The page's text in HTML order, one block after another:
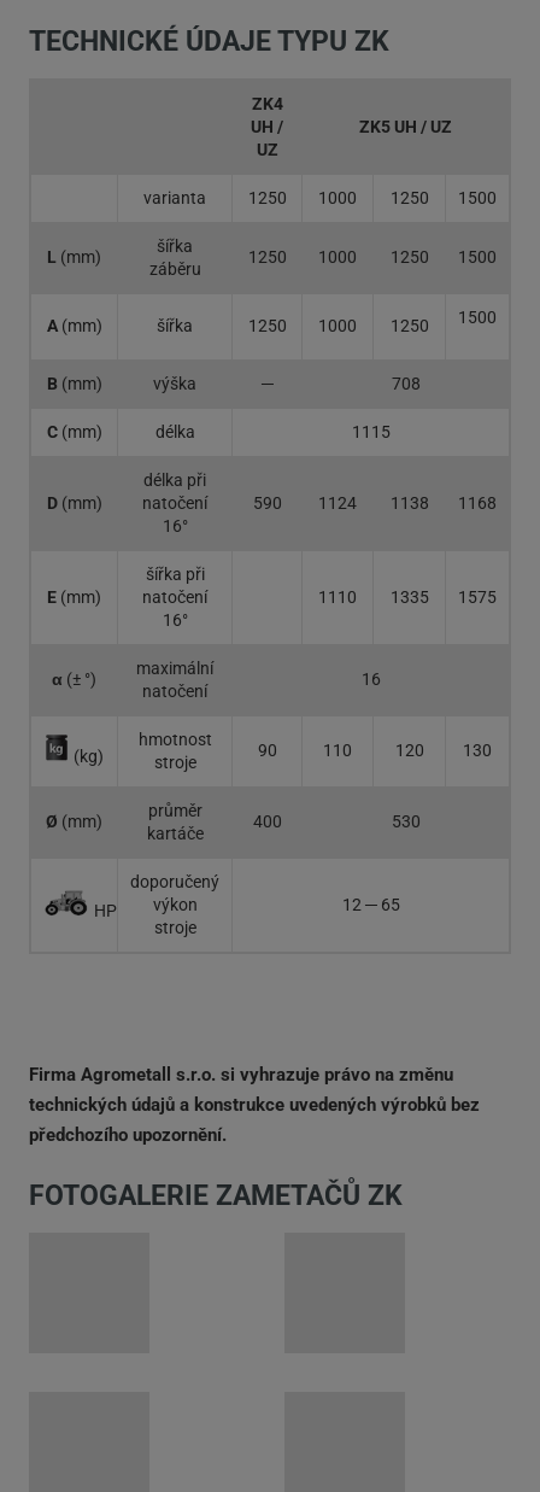
TECHNICKÉ ÚDAJE TYPU ZK
ZK4
UH /
UZ
ZK5 UH / UZ
varianta 1250 1000 1250 1500
L (mm)
šířka
záběru
1250 1000 1250 1500
A (mm) šířka 1250 1000 1250 1500
B (mm) výška ─ 708
C (mm) délka 1115
D (mm)
délka při
natočení
16°
590 1124 1138 1168
E (mm)
šířka při
natočení
16°
1110 1335 1575
α (± °)
maximální
natočení
16
(kg)
hmotnost
stroje
90 110 120 130
Ø (mm)
průměr
kartáče
400 530
HP
doporučený
výkon
stroje
12 ─ 65
Firma Agrometall s.r.o. si vyhrazuje právo na změnu
technických údajů a konstrukce uvedených výrobků bez
předchozího upozornění.
FOTOGALERIE ZAMETAČŮ ZK